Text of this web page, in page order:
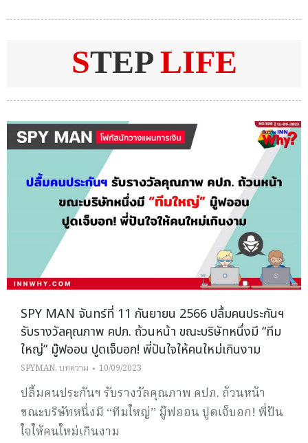
STEP LIFE
SPY MAN จันทร์ที่ 11 กันยายน 2566 ปลื้มคนประกันฯ
รับรางวัลคุณภาพ คปภ. ถ้วนหน้า ขณะบริษัทหนึ่งมี “ทีม
ใหญ่” มู๊ฟออน ปูดเจ็บอก! พี่ปันใจให้คนใหม่เกินงาม
SPYMAN, บทความ 10/09/2023
ปลื้มคนประกันฯ รับรางวัลคุณภาพ คปภ. ถ้วนหน้า
ขณะบริษัทหนึ่งมี “ทีมใหญ่” มู๊ฟออน ปูดเจ็บอก! พี่ปัน
ใจให้คนใหม่เกินงาม